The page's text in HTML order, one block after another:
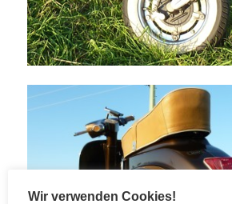
Wir verwenden Cookies!